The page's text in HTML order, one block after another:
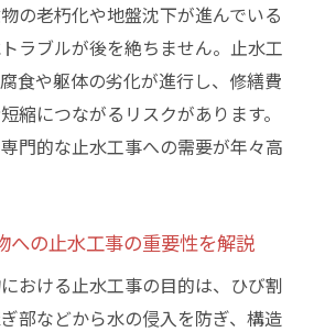
有効なコンクリートの漏水工法
トのひび割れに対応する止水工
剤など最新の止水工法を解説
失敗を防ぐ工法選定のコツ
場と賢い業者選びのコツ
費用相場と内訳を詳しく解説
の老朽化や地盤沈下が進んでいる
ラブルが後を絶ちません。止水工
食や躯体の劣化が進行し、修繕費
縮につながるリスクがあります。
門的な止水工事への需要が年々高
への止水工事の重要性を解説
おける止水工事の目的は、ひび割
部などから水の侵入を防ぎ、構造